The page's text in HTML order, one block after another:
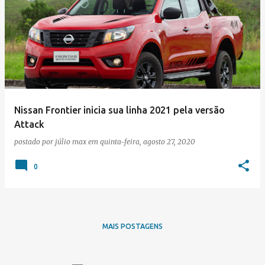
Nissan Frontier inicia sua linha 2021 pela versão
Attack
postado por júlio max em quinta-feira, agosto 27, 2020
0
MAIS POSTAGENS